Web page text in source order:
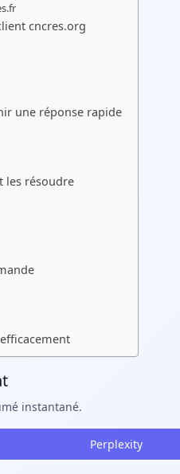
cncres.org
une réponse rapide
les résoudre
instantané.
Perplexity